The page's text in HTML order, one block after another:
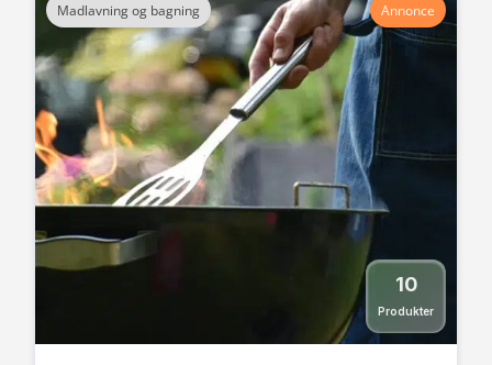
Madlavning og bagning Annonce
10
Produkter